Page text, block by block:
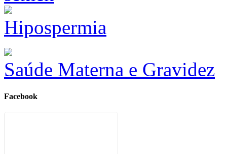
Hipospermia
Saúde Materna e Gravidez
Facebook